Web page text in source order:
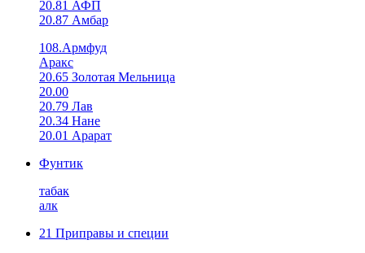
20.81 АФП
20.87 Амбар
108.Армфуд
Аракс
20.65 Золотая Мельница
20.00
20.79 Лав
20.34 Нане
20.01 Арарат
Фунтик
табак
алк
21 Приправы и специи